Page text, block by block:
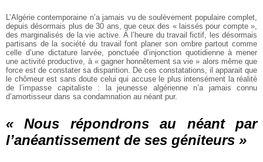
L’Algérie contemporaine n’a jamais vu de soulèvement populaire complet,
depuis désormais plus de 30 ans, que ceux des « laissés pour compte »,
des marginalisés de la vie active. À l’heure du travail fictif, les désormais
partisans de la société du travail font planer son ombre partout comme
celle d’une dictature larvée, ponctuée d’injonction quotidienne à mener
une activité productive, à « gagner honnêtement sa vie » alors même que
force est de constater sa disparition. De ces constatations, il apparait que
le chômeur est sans doute celui qui accuse le plus intensément la réalité
de l’impasse capitaliste : la jeunesse algérienne n’a jamais connu
d’amortisseur dans sa condamnation au néant pur.
« Nous répondrons au néant par
l’anéantissement de ses géniteurs »